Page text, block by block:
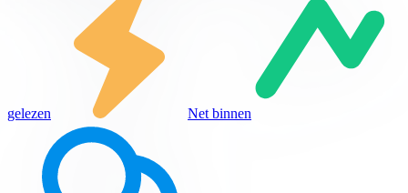
gelezen Net binnen